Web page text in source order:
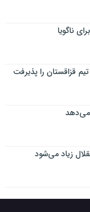
ناگویا
قزاقستان را پذیرفت
می‌دهد
زیاد می‌شود